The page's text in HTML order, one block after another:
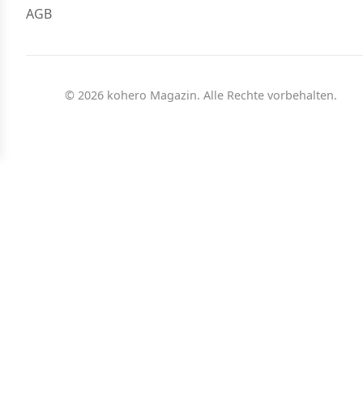
AGB
© 2026 kohero Magazin. Alle Rechte vorbehalten.